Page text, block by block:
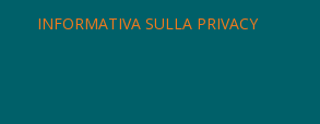
INFORMATIVA SULLA PRIVACY